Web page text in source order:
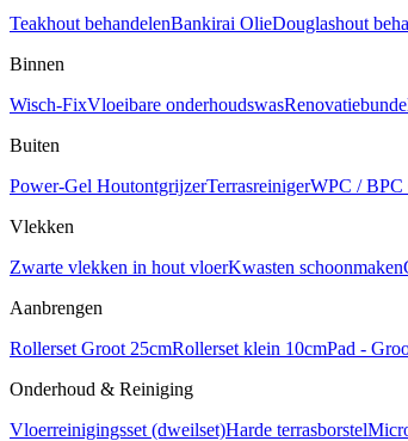
Teakhout behandelenBankirai OlieDouglashout
Binnen
Wisch-FixVloeibare onderhoudswas
Buiten
Power-Gel HoutontgrijzerTerrasreinigerWPC / BPC
Vlekken
Zwarte vlekken in hout vloerKwasten schoonmaken
Aanbrengen
Rollerset Groot 25cmRollerset klein 10cmPad -
Onderhoud & Reiniging
Vloerreinigingsset (dweilset)Harde terrasborstel